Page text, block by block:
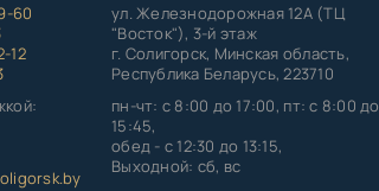
60
12
ул. Железнодорожная 12А (ТЦ
"Восток"), 3-й этаж
г. Солигорск, Минская область,
Республика Беларусь, 223710
пн-чт: с 8:00 до 17:00, пт: с 8:00 до
15:45,
обед - с 12:30 до 13:15,
Выходной: сб, вс